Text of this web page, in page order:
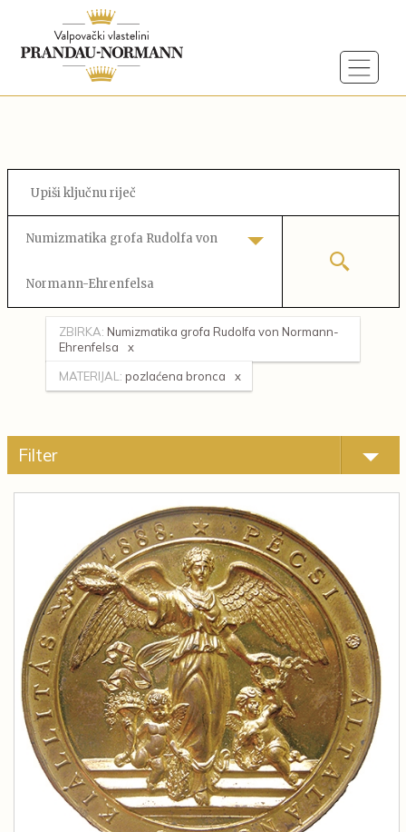
Numizmatika grofa Rudolfa von
Normann-Ehrenfelsa
ZBIRKA: Numizmatika grofa Rudolfa von Normann-
Ehrenfelsa
MATERIJAL: pozlaćena bronca
Filter